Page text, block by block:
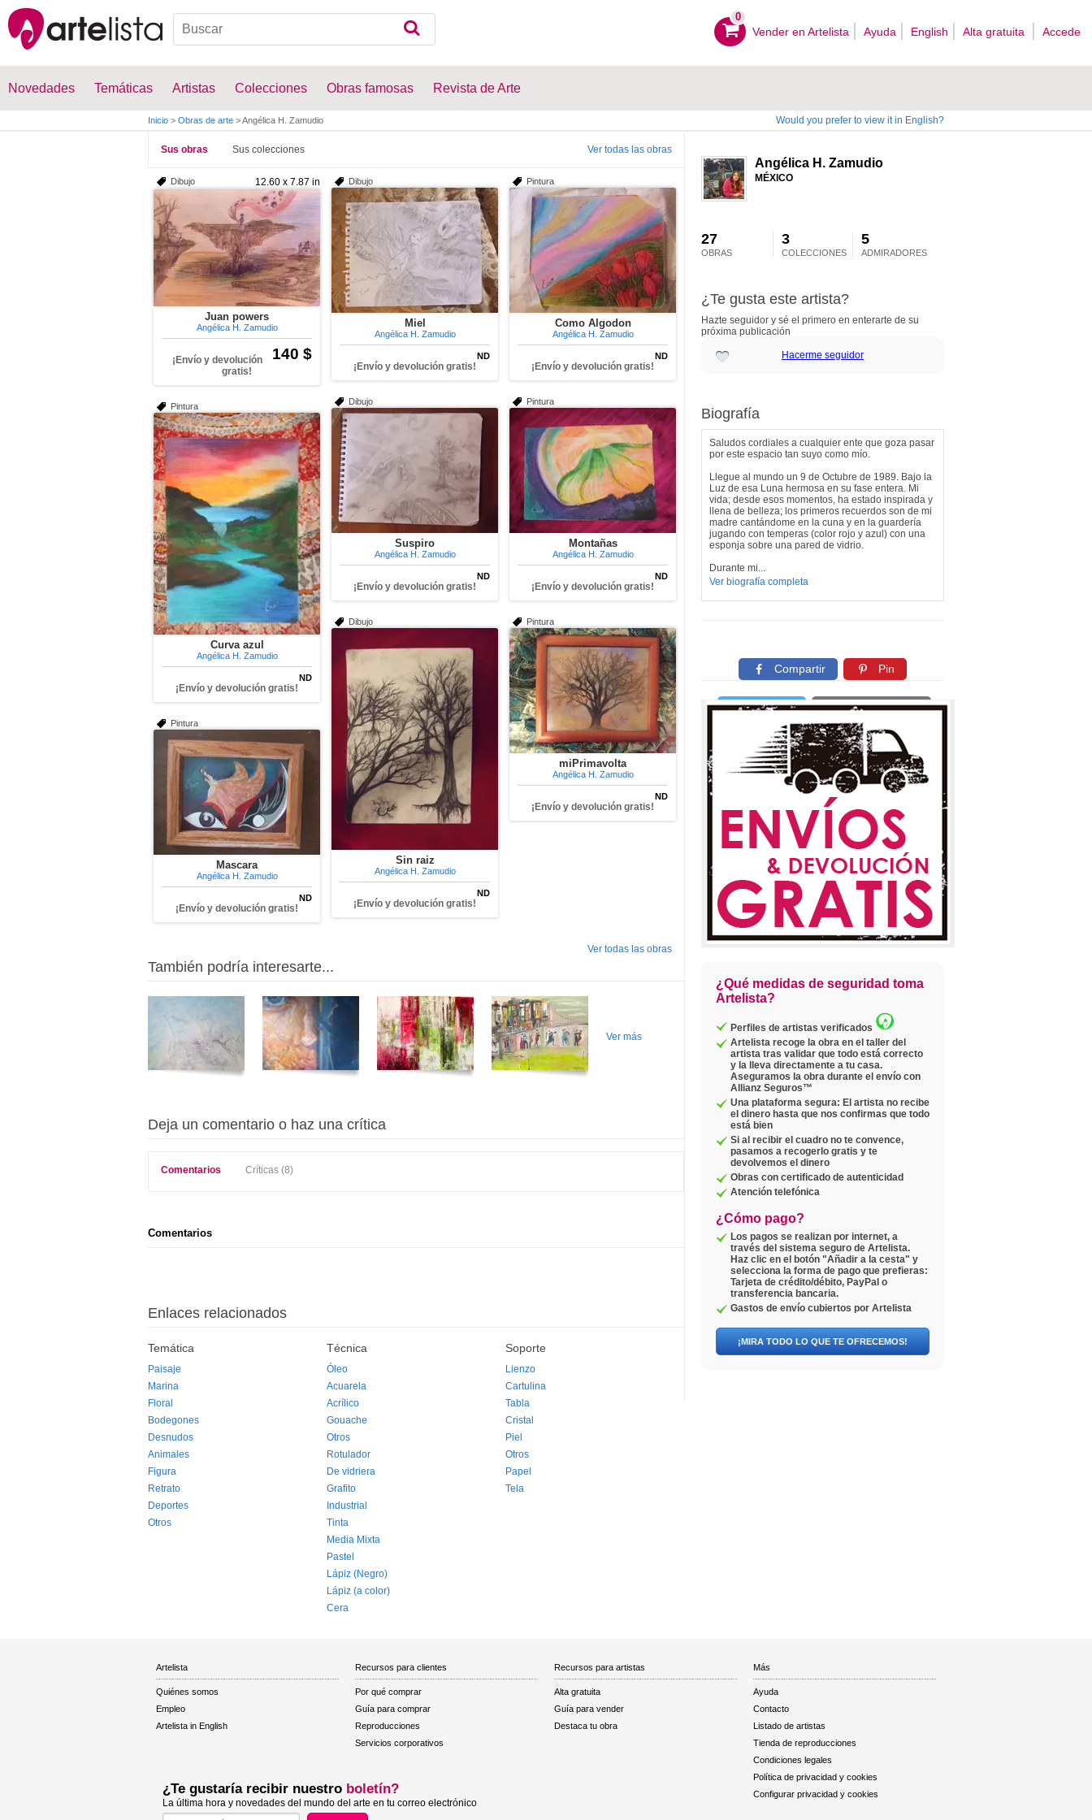
0
Vender en Artelista Ayuda English Alta gratuita Accede
Novedades Temáticas Artistas Colecciones Obras famosas Revista de Arte
Inicio > Obras de arte >Angélica H. Zamudio Would you prefer to view it in English?
Angélica H. Zamudio
MÉXICO
27
OBRAS
3
COLECCIONES
5
ADMIRADORES
¿Te gusta este artista?
Hazte seguidor y sé el primero en enterarte de su
próxima publicación
Hacerme seguidor
Biografía
Saludos cordiales a cualquier ente que goza pasar
por este espacio tan suyo como mío.
Llegue al mundo un 9 de Octubre de 1989. Bajo la
Luz de esa Luna hermosa en su fase entera. Mi
vida; desde esos momentos, ha estado inspirada y
llena de belleza; los primeros recuerdos son de mi
madre cantándome en la cuna y en la guardería
jugando con temperas (color rojo y azul) con una
esponja sobre una pared de vidrio.
Durante mi...
Ver biografía completa
Compartir Pin
Twittear Copiar enlace
¿Qué medidas de seguridad toma
Artelista?
Perfiles de artistas verificados
Artelista recoge la obra en el taller del
artista tras validar que todo está correcto
y la lleva directamente a tu casa.
Aseguramos la obra durante el envío con
Allianz Seguros™
Una plataforma segura: El artista no recibe
el dinero hasta que nos confirmas que todo
está bien
Si al recibir el cuadro no te convence,
pasamos a recogerlo gratis y te
devolvemos el dinero
Obras con certificado de autenticidad
Atención telefónica
¿Cómo pago?
Los pagos se realizan por internet, a
través del sistema seguro de Artelista.
Haz clic en el botón "Añadir a la cesta" y
selecciona la forma de pago que prefieras:
Tarjeta de crédito/débito, PayPal o
transferencia bancaria.
Gastos de envío cubiertos por Artelista
¡MIRA TODO LO QUE TE OFRECEMOS!
Sus obras Sus colecciones Ver todas las obras
12.60 x 7.87 in
Dibujo
Juan powers
Angélica H. Zamudio
140 $
¡Envío y devolución
gratis!
Dibujo
Miel
Angélica H. Zamudio
ND
¡Envío y devolución gratis!
Pintura
Como Algodon
Angélica H. Zamudio
ND
¡Envío y devolución gratis!
Dibujo
Suspiro
Angélica H. Zamudio
ND
¡Envío y devolución gratis!
Pintura
Montañas
Angélica H. Zamudio
ND
¡Envío y devolución gratis!
Pintura
Curva azul
Angélica H. Zamudio
ND
¡Envío y devolución gratis!
Dibujo
Sin raiz
Angélica H. Zamudio
ND
¡Envío y devolución gratis!
Pintura
miPrimavolta
Angélica H. Zamudio
ND
¡Envío y devolución gratis!
Pintura
Mascara
Angélica H. Zamudio
ND
¡Envío y devolución gratis!
Ver todas las obras
También podría interesarte...
Ver más
Deja un comentario o haz una crítica
Comentarios Críticas (8)
Comentarios
Enlaces relacionados
Temática
Paisaje
Marina
Floral
Bodegones
Desnudos
Animales
Figura
Retrato
Deportes
Otros
Técnica
Óleo
Acuarela
Acrílico
Gouache
Otros
Rotulador
De vidriera
Grafito
Industrial
Tinta
Media Mixta
Pastel
Lápiz (Negro)
Lápiz (a color)
Cera
Soporte
Lienzo
Cartulina
Tabla
Cristal
Piel
Otros
Papel
Tela
Artelista
Quiénes somos
Empleo
Artelista in English
Recursos para clientes
Por qué comprar
Guía para comprar
Reproducciones
Servicios corporativos
Recursos para artistas
Alta gratuita
Guía para vender
Destaca tu obra
Más
Ayuda
Contacto
Listado de artistas
Tienda de reproducciones
Condiciones legales
Política de privacidad y cookies
Configurar privacidad y cookies
¿Te gustaría recibir nuestro boletín?
La última hora y novedades del mundo del arte en tu correo electrónico